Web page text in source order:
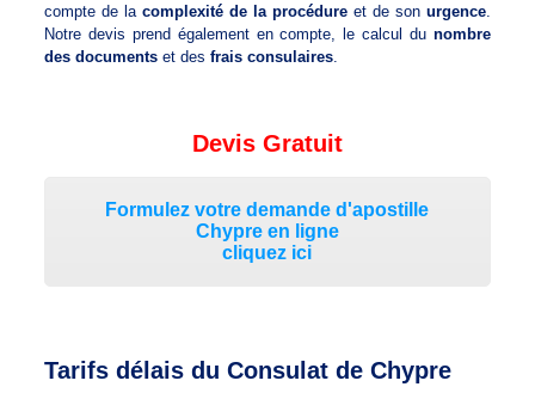
compte de la complexité de la procédure et de sonurgence.
Notre devis prend également en compte, le calcul dunombre
des documents et des frais consulaires.
Devis Gratuit
Formulez votre demande d'apostille
Chypre en ligne
cliquez ici
Tarifs délais du Consulat de Chypre